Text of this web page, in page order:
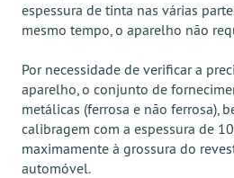
espessura de tinta nas várias
mesmo tempo, o aparelho não
Por necessidade de verificar a
aparelho, o conjunto de
metálicas (ferrosa e não ferrosa),
calibragem com a espessura de
maximamente à grossura do
automóvel.